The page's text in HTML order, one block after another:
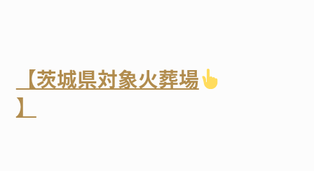
【茨城県対象火葬場
】